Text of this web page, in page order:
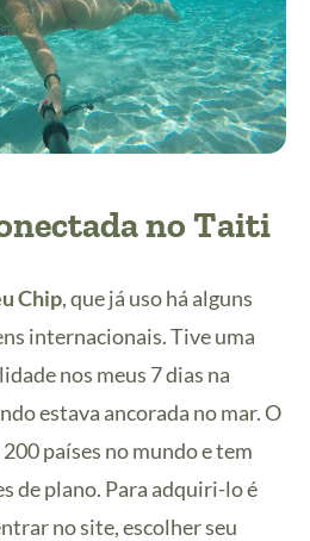
no Taiti
Chip, que já uso há alguns
internacionais. Tive uma
nos meus 7 dias na
estava ancorada no mar. O
países no mundo e tem
de plano. Para adquiri-lo é
no site, escolher seu